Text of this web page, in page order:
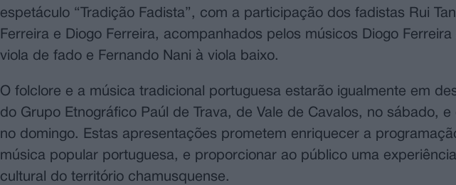
espetáculo “Tradição Fadista”, com a participação dos fadistas Rui
Ferreira e Diogo Ferreira, acompanhados pelos músicos Diogo
viola de fado e Fernando Nani à viola baixo.
O folclore e a música tradicional portuguesa estarão igualmente em
do Grupo Etnográfico Paúl de Trava, de Vale de Cavalos, no sábado, e
no domingo. Estas apresentações prometem enriquecer a
música popular portuguesa, e proporcionar ao público uma
cultural do território chamusquense.